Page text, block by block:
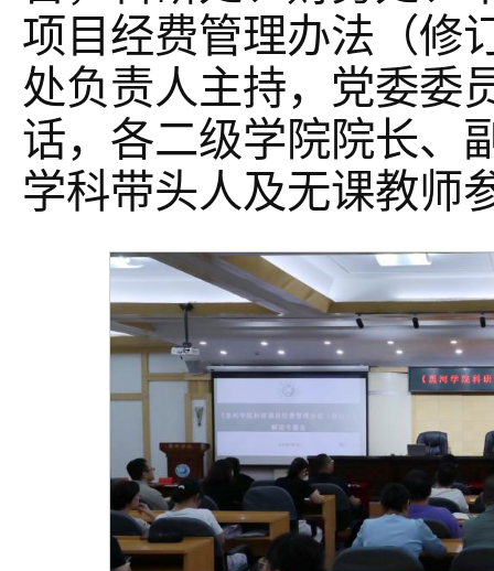
项目经费管理办法（修
处负责人主持，党委委
话，各二级学院院长、
学科带头人及无课教师